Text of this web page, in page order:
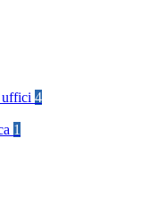
uffici 4
1